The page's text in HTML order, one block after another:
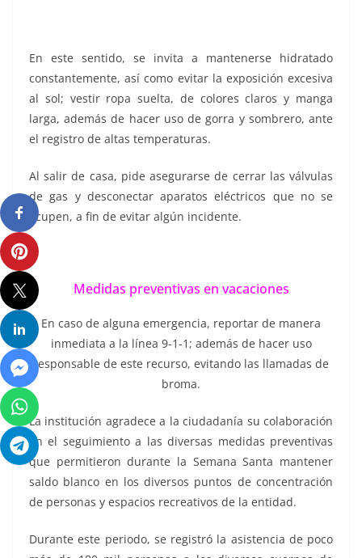
En este sentido, se invita a mantenerse hidratado
constantemente, así como evitar la exposición excesiva
al sol; vestir ropa suelta, de colores claros y manga
larga, además de hacer uso de gorra y sombrero, ante
el registro de altas temperaturas.
Al salir de casa, pide asegurarse de cerrar las válvulas
de gas y desconectar aparatos eléctricos que no se
ocupen, a fin de evitar algún incidente.
Medidas preventivas en vacaciones
En caso de alguna emergencia, reportar de manera
inmediata a la línea 9-1-1; además de hacer uso
responsable de este recurso, evitando las llamadas de
broma.
La institución agradece a la ciudadanía su colaboración
en el seguimiento a las diversas medidas preventivas
que permitieron durante la Semana Santa mantener
saldo blanco en los diversos puntos de concentración
de personas y espacios recreativos de la entidad.
Durante este periodo, se registró la asistencia de poco